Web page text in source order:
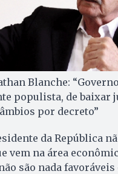
Blanche:
populista, de baixar
por decreto”
da República
vem na área
são nada favoráveis